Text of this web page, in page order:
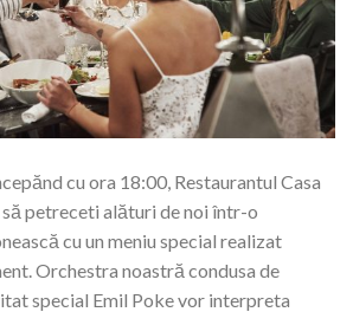
cu ora 18:00, Restaurantul Casa
petreceti alături de noi într-o
cu un meniu special realizat
Orchestra noastră condusa de
special Emil Poke vor interpreta